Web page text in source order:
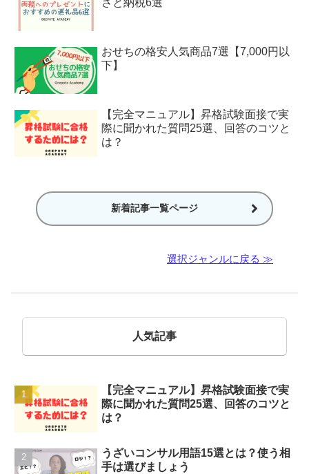
さと納税6選
おせちの格安人気商品7選【7,000円以
下】
【完全マニュアル】昇格試験面接で実
際に聞かれた質問25選、回答のコツと
は？
新着記事一覧ページ
選択ジャンルに戻る ≫
人気記事
【完全マニュアル】昇格試験面接で実
際に聞かれた質問25選、回答のコツと
は？
うざいコンサル用語15選とは？使う相
手は選びましょう